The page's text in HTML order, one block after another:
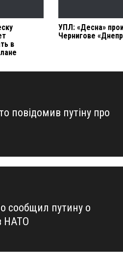
в
УПЛ: «Десна»
Чернигове
повідомив путіну про
сообщил путину о
НАТО